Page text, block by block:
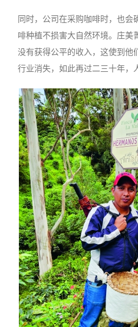
同时，公司在采购咖啡时，也会
啡种植不损害大自然环境。庄美
没有获得公平的收入，这使到他
行业消失，如此再过二三十年，